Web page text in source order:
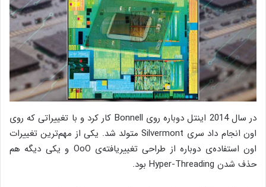
در سال 2014 اینتل دوباره روی Bonnell کار کرد و با تغییراتی که روی
اون انجام داد سری Silvermont متولد شد. یکی از مهم‌ترین تغییرات
اون استفاده‌ی دوباره از طراحی تغییریافته‌ی OoO و یکی دیگه هم
حذف شدن Hyper-Threading بود.